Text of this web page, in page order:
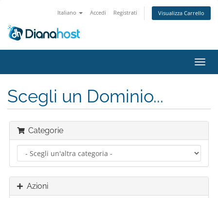
Italiano Accedi Registrati Visualizza Carrello
Attiva
Scegli un Dominio...
Categorie
Azioni